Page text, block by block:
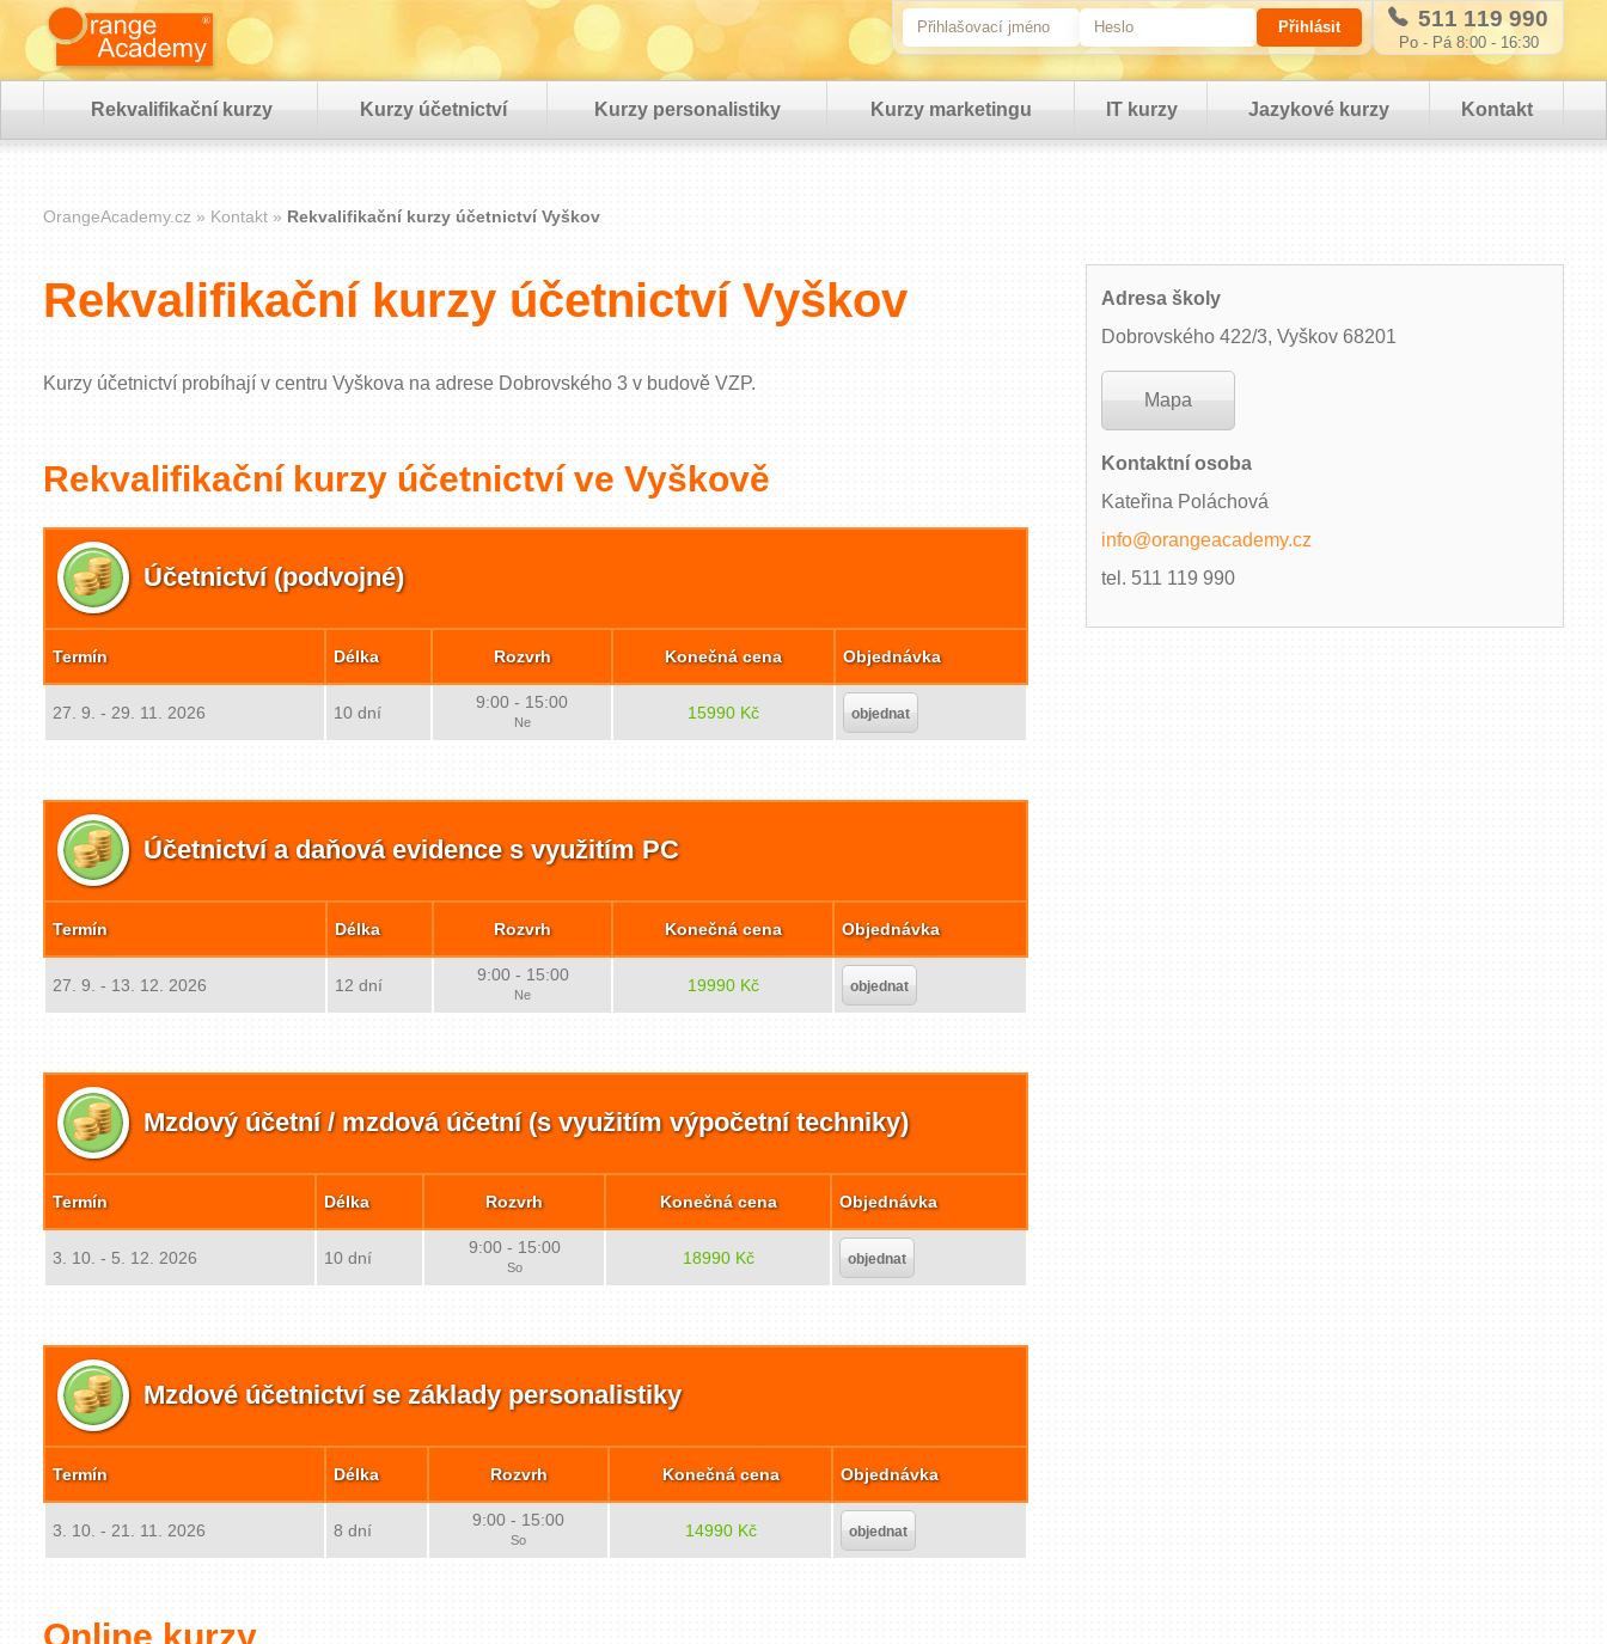
511 119 990
Po - Pá 8:00 - 16:30
Rekvalifikační kurzy Kurzy účetnictví Kurzy personalistiky Kurzy marketingu IT kurzy Jazykové kurzy Kontakt
OrangeAcademy.cz Kontakt Rekvalifikační kurzy účetnictví Vyškov
Rekvalifikační kurzy účetnictví Vyškov
Kurzy účetnictví probíhají v centru Vyškova na adrese Dobrovského 3 v budově VZP.
Rekvalifikační kurzy účetnictví ve Vyškově
Účetnictví (podvojné)
Termín Délka Rozvrh Konečná cena Objednávka
27. 9. - 29. 11. 2026 10 dní
9:00 - 15:00
Ne 15990 Kč objednat
Účetnictví a daňová evidence s využitím PC
Termín Délka Rozvrh Konečná cena Objednávka
27. 9. - 13. 12. 2026 12 dní
9:00 - 15:00
Ne 19990 Kč objednat
Mzdový účetní / mzdová účetní (s využitím výpočetní techniky)
Termín Délka Rozvrh Konečná cena Objednávka
3. 10. - 5. 12. 2026 10 dní
9:00 - 15:00
So 18990 Kč objednat
Mzdové účetnictví se základy personalistiky
Termín Délka Rozvrh Konečná cena Objednávka
3. 10. - 21. 11. 2026 8 dní
9:00 - 15:00
So 14990 Kč objednat
Adresa školy
Dobrovského 422/3, Vyškov 68201
Mapa
Kontaktní osoba
Kateřina Poláchová
info@orangeacademy.cz
tel. 511 119 990